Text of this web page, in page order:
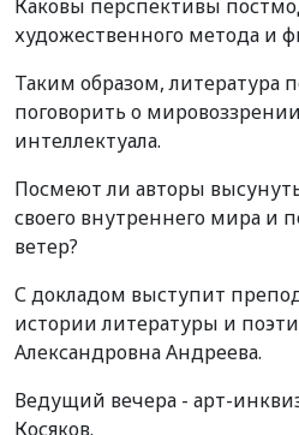
Каковы перспективы
художественного метода и
Таким образом, литература
поговорить о
интеллектуала.
Посмеют ли авторы
своего внутреннего мира и
ветер?
С докладом выступит
истории литературы и
Александровна Андреева.
Ведущий вечера - арт-
Косяков.